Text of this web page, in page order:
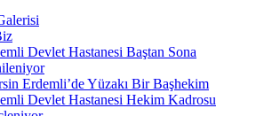
Devlet Hastanesi Baştan Sona
Erdemli’de Yüzakı Bir Başhekim
Devlet Hastanesi Hekim Kadrosu